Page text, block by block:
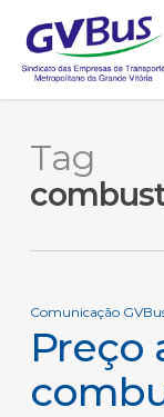
main
content
Tag
Comunicação
Preço